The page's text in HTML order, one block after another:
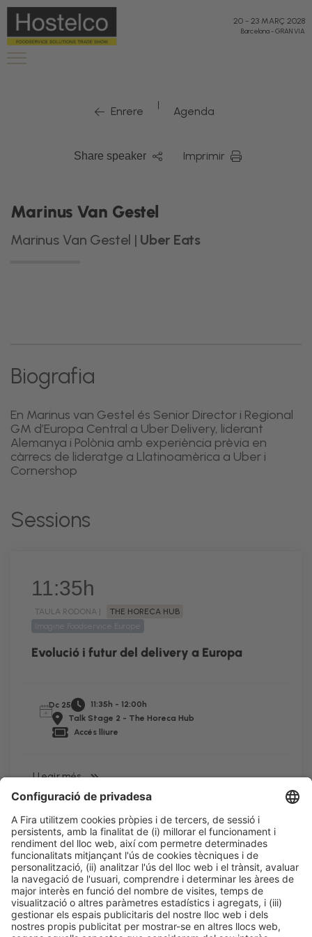
20 - 23 MARÇ 2028
Barcelona-GRAN VIA
Enrere | Agenda
Share speaker Imprimir
Marinus Van Gestel
Marinus Van Gestel | Uber Eats
Biografia
En Marinus van Gestel és Senior Director i Regional
GM d’Europa Central a Uber Delivery, liderant
Alemanya i Polònia amb experiència prèvia en
càrrecs de lideratge a Llatinoamèrica a Uber i
Cornershop
Sessions
11:35h
TAULA RODONA |
THE HORECA HUB
Imagine Foodservice Europe
Evolució i futur del delivery a Europa
Dc 25
11:35h - 12:00h
Talk Stage 2 - The Horeca Hub
Accés lliure
LLegir més